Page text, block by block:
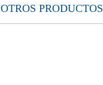
OTROS PRODUCTOS